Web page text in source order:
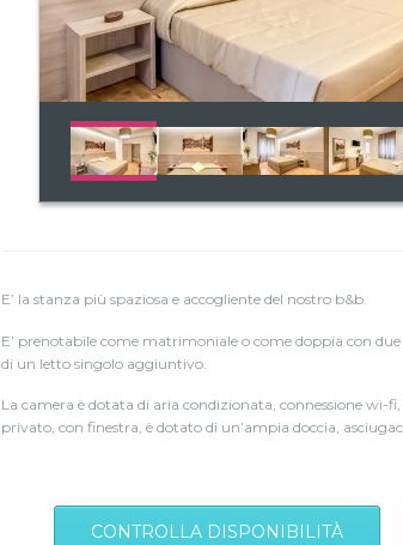
E’ la stanza più spaziosa e accogliente del nostro b&b.
E’ prenotabile come matrimoniale o come doppia con
di un letto singolo aggiuntivo.
La camera è dotata di aria condizionata, connessione wi-
privato, con finestra, è dotato di un’ampia doccia,
CONTROLLA DISPONIBILITÀ